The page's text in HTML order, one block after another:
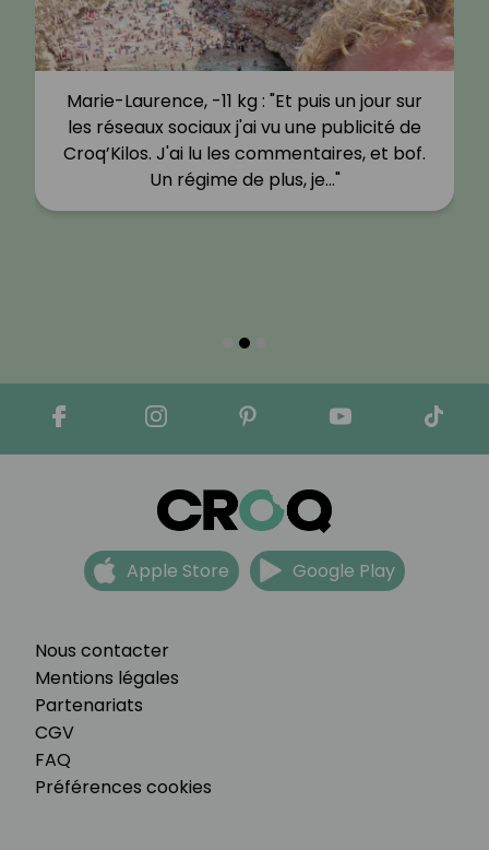
Marie-Laurence, -11 kg : "Et puis un jour sur
les réseaux sociaux j'ai vu une publicité de
Croq’Kilos. J'ai lu les commentaires, et bof.
Un régime de plus, je…"
Nous contacter
Mentions légales
Partenariats
CGV
FAQ
Préférences cookies
Apple Store Google Play